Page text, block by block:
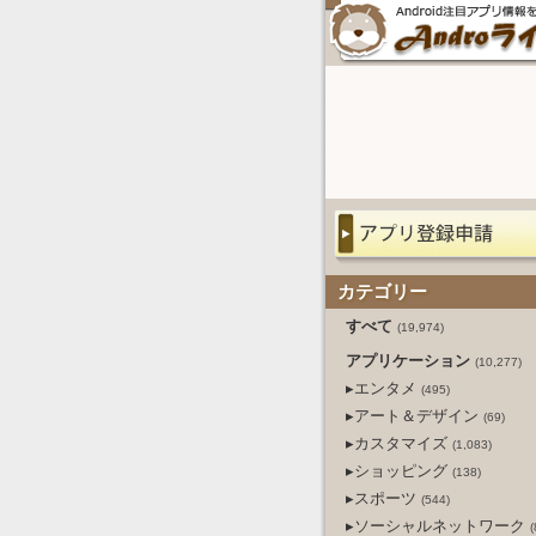
カテゴリー
すべて (19,974)
アプリケーション (10,277)
▸エンタメ (495)
▸アート＆デザイン (69)
▸カスタマイズ (1,083)
▸ショッピング (138)
▸スポーツ (544)
▸ソーシャルネットワーク